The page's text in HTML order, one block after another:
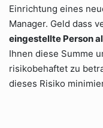
Einrichtung eines
Manager. Geld dass
eingestellte Person
Ihnen diese Summe
risikobehaftet zu
dieses Risiko